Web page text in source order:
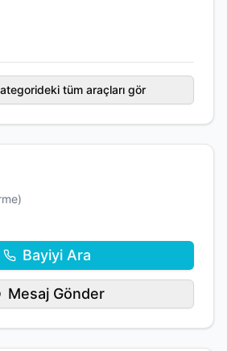
tüm araçları gör
Bayiyi Ara
Mesaj Gönder